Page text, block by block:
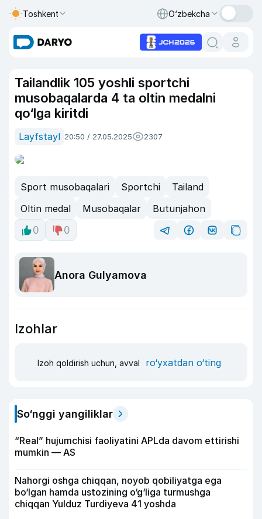
Toshkent O‘zbekcha
Tailandlik 105 yoshli sportchi
musobaqalarda 4 ta oltin medalni
qo‘lga kiritdi
Layfstayl 20:50 / 27.05.2025 2307
Sport musobaqalari Sportchi
Tailand
Oltin medal
Musobaqalar
Butunjahon
0
0
Anora Gulyamova
Izohlar
Izoh qoldirish uchun, avval ro‘yxatdan o‘ting
So‘nggi yangiliklar
“Real” hujumchisi faoliyatini APLda davom ettirishi
mumkin — AS
Nahorgi oshga chiqqan, noyob qobiliyatga ega
bo‘lgan hamda ustozining o‘g‘liga turmushga
chiqqan Yulduz Turdiyeva 41 yoshda